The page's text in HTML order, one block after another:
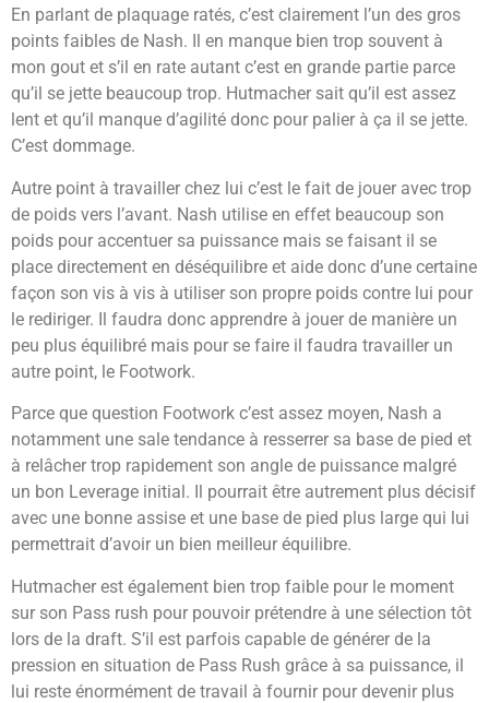
En parlant de plaquage ratés, c’est clairement l’un des gros
points faibles de Nash. Il en manque bien trop souvent à
mon gout et s’il en rate autant c’est en grande partie parce
qu’il se jette beaucoup trop. Hutmacher sait qu’il est assez
lent et qu’il manque d’agilité donc pour palier à ça il se jette.
C’est dommage.
Autre point à travailler chez lui c’est le fait de jouer avec trop
de poids vers l’avant. Nash utilise en effet beaucoup son
poids pour accentuer sa puissance mais se faisant il se
place directement en déséquilibre et aide donc d’une certaine
façon son vis à vis à utiliser son propre poids contre lui pour
le rediriger. Il faudra donc apprendre à jouer de manière un
peu plus équilibré mais pour se faire il faudra travailler un
autre point, le Footwork.
Parce que question Footwork c’est assez moyen, Nash a
notamment une sale tendance à resserrer sa base de pied et
à relâcher trop rapidement son angle de puissance malgré
un bon Leverage initial. Il pourrait être autrement plus décisif
avec une bonne assise et une base de pied plus large qui lui
permettrait d’avoir un bien meilleur équilibre.
Hutmacher est également bien trop faible pour le moment
sur son Pass rush pour pouvoir prétendre à une sélection tôt
lors de la draft. S’il est parfois capable de générer de la
pression en situation de Pass Rush grâce à sa puissance, il
lui reste énormément de travail à fournir pour devenir plus